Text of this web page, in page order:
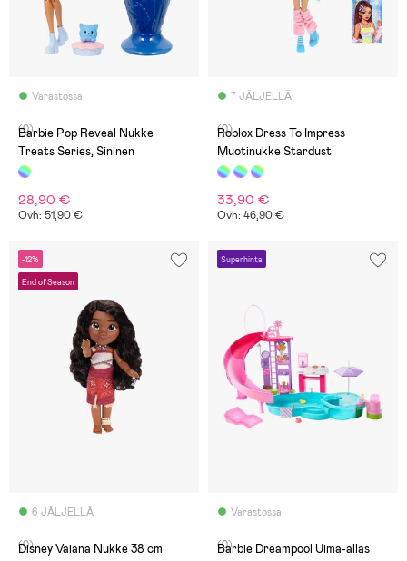
Varastossa
(0)
Barbie Pop Reveal Nukke
Treats Series, Sininen
28,90 €
Ovh: 51,90 €
7 JÄLJELLÄ
(0)
Roblox Dress To Impress
Muotinukke Stardust
33,90 €
Ovh: 46,90 €
-12%
End of Season
6 JÄLJELLÄ
(0)
Disney Vaiana Nukke 38 cm
Superhinta
Varastossa
(0)
Barbie Dreampool Uima-allas